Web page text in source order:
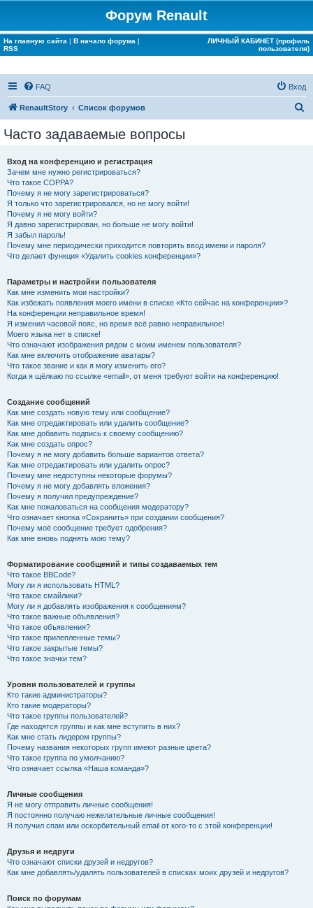
Форум Renault
На главную сайта | В начало форума |
RSS
ЛИЧНЫЙ КАБИНЕТ (профиль
пользователя)
FAQ Вход
RenaultStory Список форумов
Часто задаваемые вопросы
Вход на конференцию и регистрация
Зачем мне нужно регистрироваться?
Что такое COPPA?
Почему я не могу зарегистрироваться?
Я только что зарегистрировался, но не могу войти!
Почему я не могу войти?
Я давно зарегистрирован, но больше не могу войти!
Я забыл пароль!
Почему мне периодически приходится повторять ввод имени и пароля?
Что делает функция «Удалить cookies конференции»?
Параметры и настройки пользователя
Как мне изменить мои настройки?
Как избежать появления моего имени в списке «Кто сейчас на конференции»?
На конференции неправильное время!
Я изменил часовой пояс, но время всё равно неправильное!
Моего языка нет в списке!
Что означают изображения рядом с моим именем пользователя?
Как мне включить отображение аватары?
Что такое звание и как я могу изменить его?
Когда я щёлкаю по ссылке «email», от меня требуют войти на конференцию!
Создание сообщений
Как мне создать новую тему или сообщение?
Как мне отредактировать или удалить сообщение?
Как мне добавить подпись к своему сообщению?
Как мне создать опрос?
Почему я не могу добавить больше вариантов ответа?
Как мне отредактировать или удалить опрос?
Почему мне недоступны некоторые форумы?
Почему я не могу добавлять вложения?
Почему я получил предупреждение?
Как мне пожаловаться на сообщения модератору?
Что означает кнопка «Сохранить» при создании сообщения?
Почему моё сообщение требует одобрения?
Как мне вновь поднять мою тему?
Форматирование сообщений и типы создаваемых тем
Что такое BBCode?
Могу ли я использовать HTML?
Что такое смайлики?
Могу ли я добавлять изображения к сообщениям?
Что такое важные объявления?
Что такое объявления?
Что такое прилепленные темы?
Что такое закрытые темы?
Что такое значки тем?
Уровни пользователей и группы
Кто такие администраторы?
Кто такие модераторы?
Что такое группы пользователей?
Где находятся группы и как мне вступить в них?
Как мне стать лидером группы?
Почему названия некоторых групп имеют разные цвета?
Что такое группа по умолчанию?
Что означает ссылка «Наша команда»?
Личные сообщения
Я не могу отправить личные сообщения!
Я постоянно получаю нежелательные личные сообщения!
Я получил спам или оскорбительный email от кого-то с этой конференции!
Друзья и недруги
Что означают списки друзей и недругов?
Как мне добавлять/удалять пользователей в списках моих друзей и недругов?
Поиск по форумам